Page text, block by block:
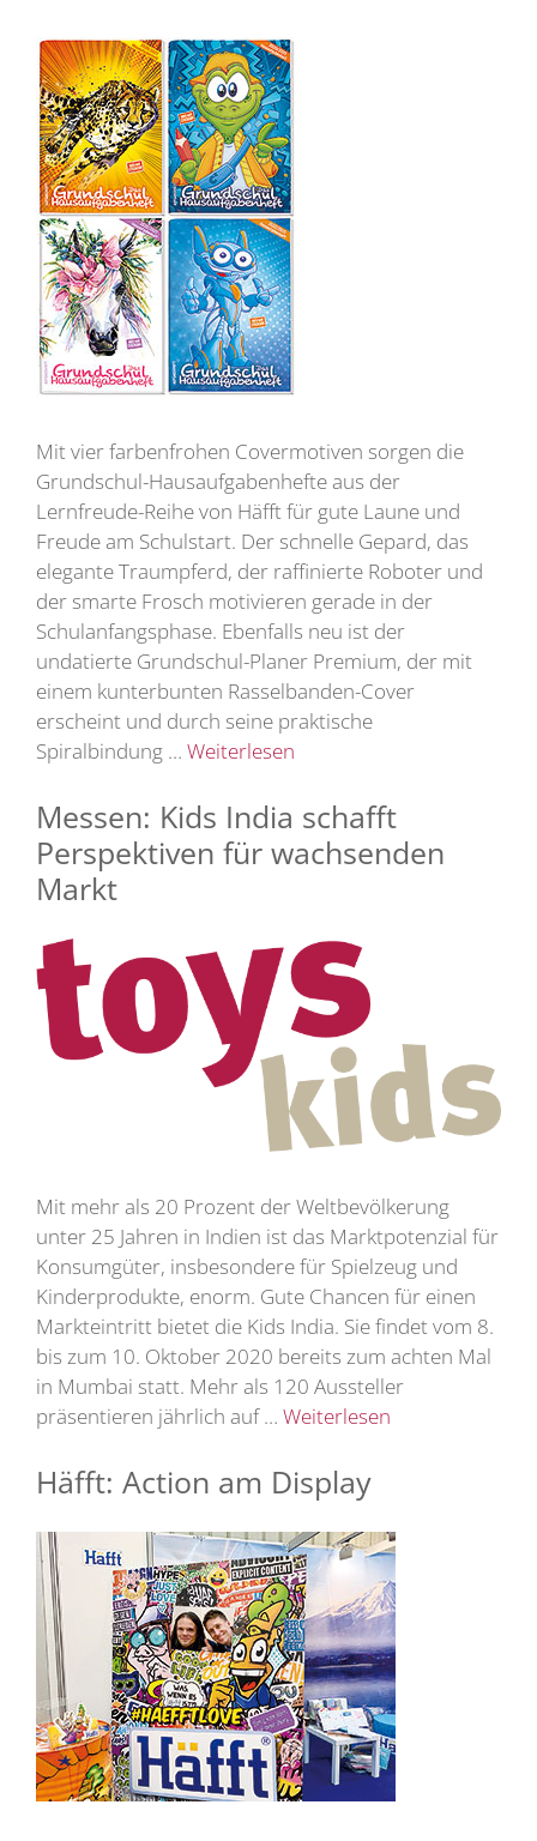
Mit vier farbenfrohen Covermotiven sorgen die
Grundschul-Hausaufgabenhefte aus der
Lernfreude-Reihe von Häfft für gute Laune und
Freude am Schulstart. Der schnelle Gepard, das
elegante Traumpferd, der raffinierte Roboter und
der smarte Frosch motivieren gerade in der
Schulanfangsphase. Ebenfalls neu ist der
undatierte Grundschul-Planer Premium, der mit
einem kunterbunten Rasselbanden-Cover
erscheint und durch seine praktische
Spiralbindung … Weiterlesen
Messen: Kids India schafft
Perspektiven für wachsenden
Markt
Mit mehr als 20 Prozent der Weltbevölkerung
unter 25 Jahren in Indien ist das Marktpotenzial für
Konsumgüter, insbesondere für Spielzeug und
Kinderprodukte, enorm. Gute Chancen für einen
Markteintritt bietet die Kids India. Sie findet vom 8.
bis zum 10. Oktober 2020 bereits zum achten Mal
in Mumbai statt. Mehr als 120 Aussteller
präsentieren jährlich auf … Weiterlesen
Häfft: Action am Display